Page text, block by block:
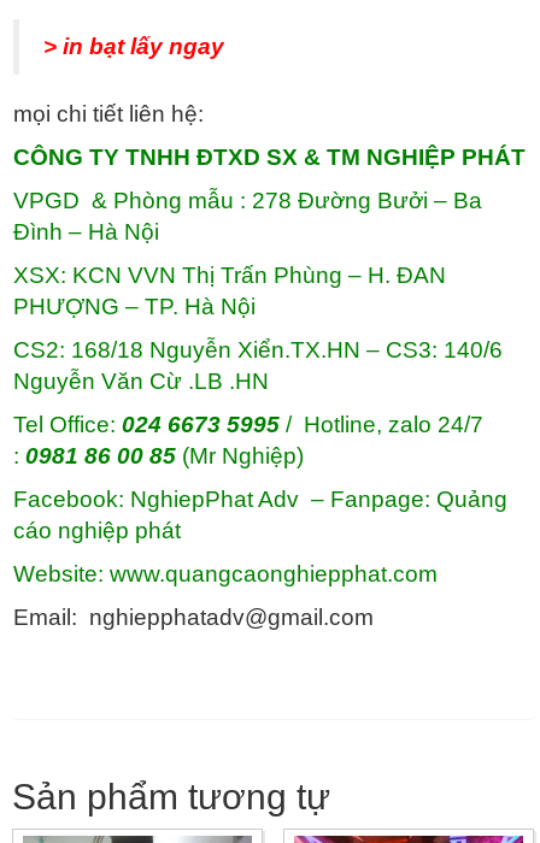
> in bạt lấy ngay
mọi chi tiết liên hệ:
CÔNG TY TNHH ĐTXD SX & TM NGHIỆP PHÁT
VPGD & Phòng mẫu : 278 Đường Bưởi – Ba
Đình – Hà Nội
XSX: KCN VVN Thị Trấn Phùng – H. ĐAN
PHƯỢNG – TP. Hà Nội
CS2: 168/18 Nguyễn Xiển.TX.HN – CS3: 140/6
Nguyễn Văn Cừ .LB .HN
Tel Office: 024 6673 5995 / Hotline, zalo 24/7
: 0981 86 00 85 (Mr Nghiệp)
Facebook: NghiepPhat Adv – Fanpage: Quảng
cáo nghiệp phát
Website: www.quangcaonghiepphat.com
Email: nghiepphatadv@gmail.com
Sản phẩm tương tự